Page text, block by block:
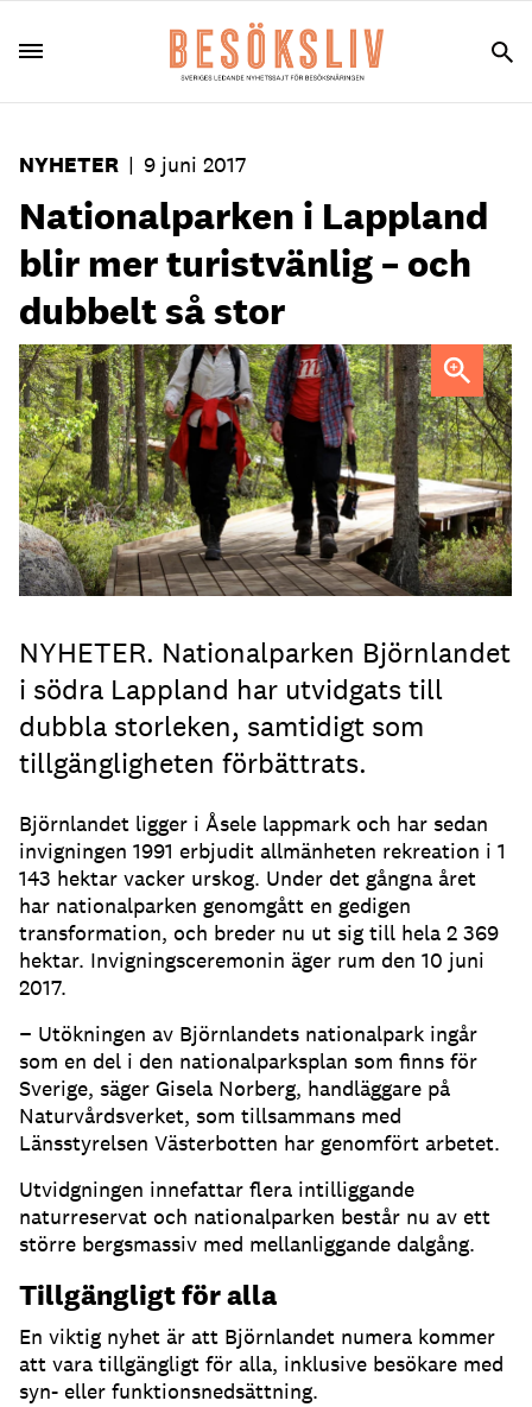
NYHETER | 9 juni 2017
Nationalparken i Lappland
blir mer turistvänlig – och
dubbelt så stor
Nu hoppas parkens förvaltare att lokala företagare i Åsele
och Södra Lappland hänger med på tåget och lockar till
turism.
NYHETER. Nationalparken Björnlandet
i södra Lappland har utvidgats till
dubbla storleken, samtidigt som
tillgängligheten förbättrats.
Björnlandet ligger i Åsele lappmark och har sedan
invigningen 1991 erbjudit allmänheten rekreation i 1
143 hektar vacker urskog. Under det gångna året
har nationalparken genomgått en gedigen
transformation, och breder nu ut sig till hela 2 369
hektar. Invigningsceremonin äger rum den 10 juni
2017.
− Utökningen av Björnlandets nationalpark ingår
som en del i den nationalparksplan som finns för
Sverige, säger Gisela Norberg, handläggare på
Naturvårdsverket, som tillsammans med
Länsstyrelsen Västerbotten har genomfört arbetet.
Utvidgningen innefattar flera intilliggande
naturreservat och nationalparken består nu av ett
större bergsmassiv med mellanliggande dalgång.
Tillgängligt för alla
En viktig nyhet är att Björnlandet numera kommer
att vara tillgängligt för alla, inklusive besökare med
syn- eller funktionsnedsättning.